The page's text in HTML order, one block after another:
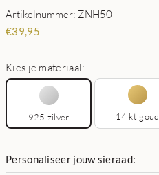
Artikelnummer: ZNH50
€39,95
Kies je materiaal:
925 zilver 14 kt goud
Personaliseer jouw sieraad: